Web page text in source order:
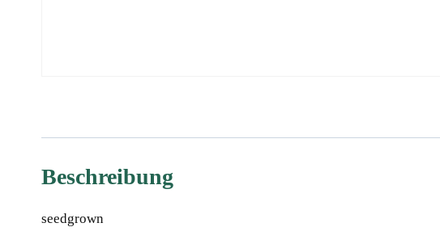
Beschreibung
seedgrown